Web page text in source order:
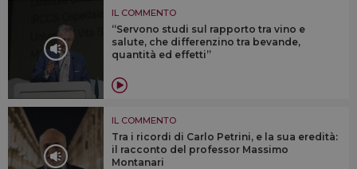
IL COMMENTO
“Servono studi sul rapporto tra vino e
salute, che differenzino tra bevande,
quantità ed effetti”
IL COMMENTO
Tra i ricordi di Carlo Petrini, e la sua eredità:
il racconto del professor Massimo
Montanari